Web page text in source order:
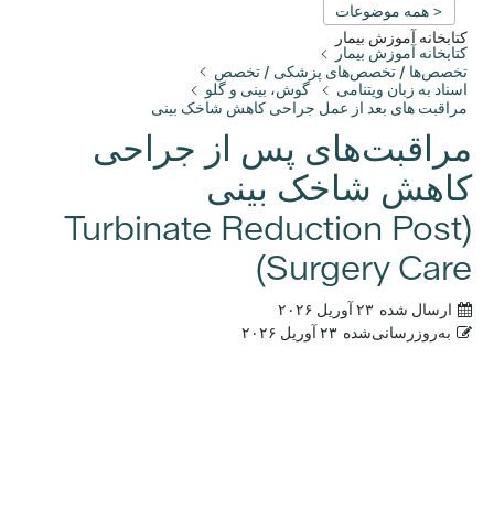
< همه موضوعات
کتابخانه آموزش بیمار
کتابخانه آموزش بیمار
تخصص‌ها / تخصص‌های پزشکی / تخصص
اسناد به زبان ویتنامی
گوش، بینی و گلو
مراقبت های بعد از عمل جراحی کاهش شاخک بینی
مراقبت‌های پس از جراحی
کاهش شاخک بینی
(Turbinate Reduction Post
Surgery Care)
ارسال شده ۲۳ آوریل ۲۰۲۶
به‌روزرسانی‌شده ۲۳ آوریل ۲۰۲۶